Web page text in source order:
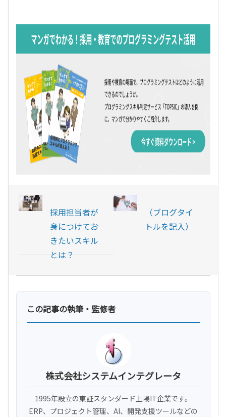
採用担当者が
身につけてお
きたいスキル
とは？
（ブログタイ
トルを記入）
この記事の執筆・監修者
株式会社システムインテグレータ
1995年設立の東証スタンダード上場IT企業です。
ERP、プロジェクト管理、AI、開発支援ツールなどの